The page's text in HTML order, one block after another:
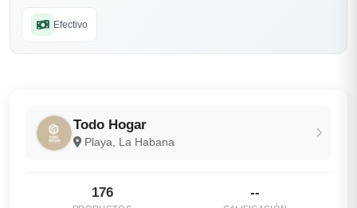
Efectivo
Todo Hogar
Playa, La Habana
176 --